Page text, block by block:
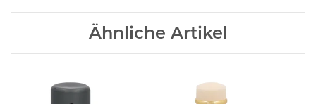
Ähnliche Artikel